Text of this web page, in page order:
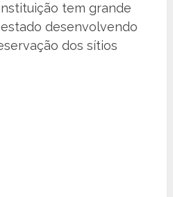
tem grande
desenvolvendo
dos sítios